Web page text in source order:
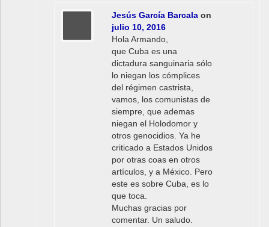
Jesús García Barcala on
julio 10, 2016
Hola Armando,
que Cuba es una
dictadura sanguinaria sólo
lo niegan los cómplices
del régimen castrista,
vamos, los comunistas de
siempre, que ademas
niegan el Holodomor y
otros genocidios. Ya he
criticado a Estados Unidos
por otras coas en otros
artículos, y a México. Pero
este es sobre Cuba, es lo
que toca.
Muchas gracias por
comentar. Un saludo.